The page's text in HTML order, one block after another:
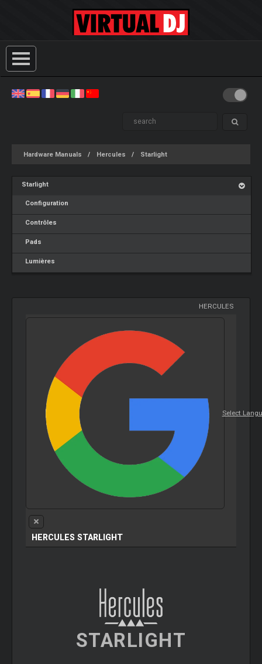
Hardware Manuals Hercules Starlight
Starlight
Configuration
Contrôles
Pads
Lumières
HERCULES
Select
HERCULES STARLIGHT
STARLIGHT